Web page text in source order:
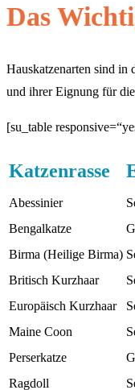
Das
Hauskatzenarten sind in
und ihrer Eignung für
[su_table
Katzenrasse
Abessinier
Bengalkatze
Birma (Heilige Birma)
Britisch Kurzhaar
Europäisch Kurzhaar
Maine Coon
Perserkatze
Ragdoll